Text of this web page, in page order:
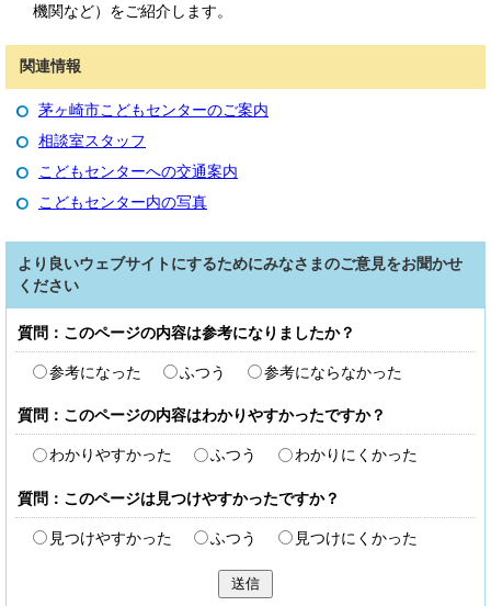
機関など）をご紹介します。
関連情報
茅ヶ崎市こどもセンターのご案内
相談室スタッフ
こどもセンターへの交通案内
こどもセンター内の写真
より良いウェブサイトにするためにみなさまのご意見をお聞かせ
ください
質問：このページの内容は参考になりましたか？
参考になった ふつう 参考にならなかった
質問：このページの内容はわかりやすかったですか？
わかりやすかった ふつう わかりにくかった
質問：このページは見つけやすかったですか？
見つけやすかった ふつう 見つけにくかった
送信